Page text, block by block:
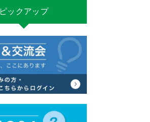
ピックアップ